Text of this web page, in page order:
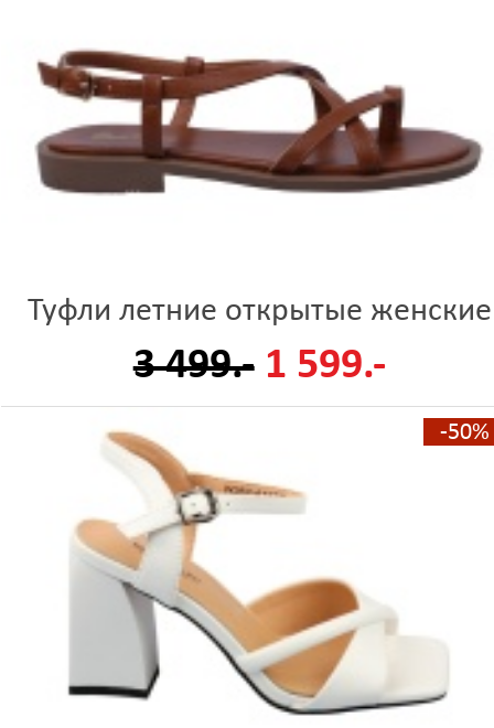
Туфли летние открытые женские
3 499.- 1 599.-
-50%